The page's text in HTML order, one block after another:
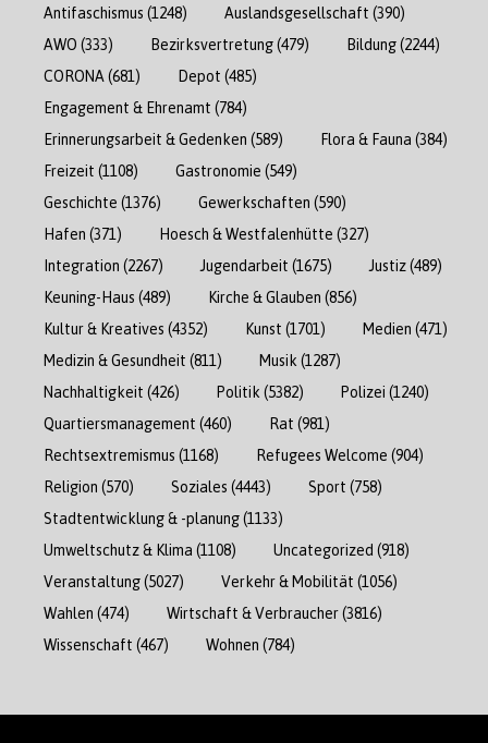
Antifaschismus (1248) Auslandsgesellschaft (390)
AWO (333) Bezirksvertretung(479) Bildung(2244)
CORONA (681) Depot (485)
Engagement & Ehrenamt (784)
Erinnerungsarbeit & Gedenken (589) Flora & Fauna (384)
Freizeit (1108) Gastronomie (549)
Geschichte (1376) Gewerkschaften (590)
Hafen (371) Hoesch & Westfalenhütte (327)
Integration (2267) Jugendarbeit (1675) Justiz(489)
Keuning-Haus (489) Kirche & Glauben (856)
Kultur & Kreatives (4352) Kunst (1701) Medien (471)
Medizin & Gesundheit (811) Musik (1287)
Nachhaltigkeit (426) Politik (5382) Polizei (1240)
Quartiersmanagement (460) Rat (981)
Rechtsextremismus (1168) Refugees Welcome (904)
Religion (570) Soziales (4443) Sport (758)
Stadtentwicklung & -planung(1133)
Umweltschutz & Klima (1108) Uncategorized (918)
Veranstaltung(5027) Verkehr & Mobilität (1056)
Wahlen (474) Wirtschaft & Verbraucher(3816)
Wissenschaft (467) Wohnen (784)